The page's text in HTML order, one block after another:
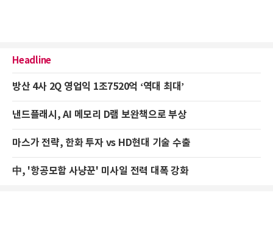
Headline
방산 4사 2Q 영업익 1조7520억 ‘역대 최대’
낸드플래시, AI 메모리 D램 보완책으로 부상
마스가 전략, 한화 투자 vs HD현대 기술 수출
中, '항공모함 사냥꾼' 미사일 전력 대폭 강화